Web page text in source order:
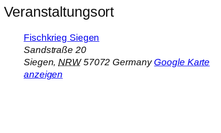
Veranstaltungsort
Fischkrieg Siegen
Sandstraße 20
Siegen, NRW 57072 Germany Google Karte
anzeigen